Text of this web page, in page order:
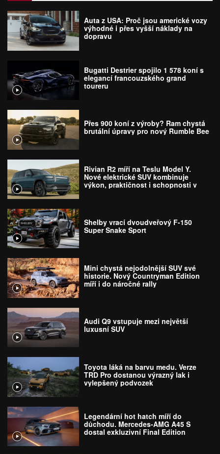
Auta z USA: Proč jsou americké vozy
výhodné i přes vyšší náklady na
dopravu
Bugatti Destrier spojilo 1 578 koní s
elegancí francouzského grand
toureru
Přes 900 koní z výroby? Ram chystá
brutální úpravy pro nový Rumble Bee
Rivian R2 míří na Teslu Model Y.
Nové elektrické SUV kombinuje
výkon, praktičnost i schopnosti v
Shelby vrací dvoudveřový F-150
Super Snake Sport
Mini chystá nejodolnější SUV své
historie. Nový Countryman Edition
míří i do náročné rally
Audi Q9 vstupuje mezi největší
luxusní SUV
Toyota láká na barvu medu. Verze
TRD Pro dostanou výrazný lak i
vylepšený podvozek
Legendární hot hatch míří do
důchodu. Mercedes-AMG A45 S
dostal exkluzivní Final Edition